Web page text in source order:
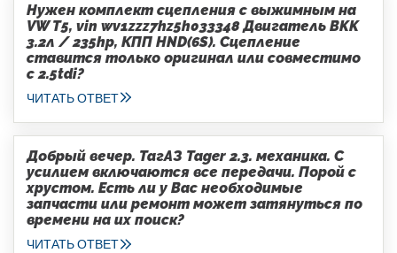
Нужен комплект сцепления с выжимным на
VW T5, vin wv1zzz7hz5h033348 Двигатель BKK
3.2л / 235hp, КПП HND(6S). Сцепление
ставится только оригинал или совместимо
с 2.5tdi?
ЧИТАТЬ ОТВЕТ
Добрый вечер. ТагАЗ Tager 2.3. механика. С
усилием включаются все передачи. Порой с
хрустом. Есть ли у Вас необходимые
запчасти или ремонт может затянуться по
времени на их поиск?
ЧИТАТЬ ОТВЕТ